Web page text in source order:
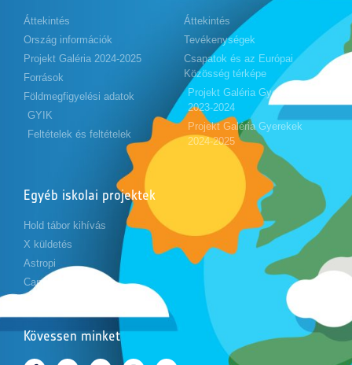
Áttekintés
Ország információk
Projekt Galéria 2024-2025
Források
Földmegfigyelési adatok
GYIK
Feltételek és feltételek
Áttekintés
Tevékenységek
Csapatok és az Európai
Közösség térképe
Projekt Galéria Gyerekek
2023-2024
Projekt Galéria Gyerekek
2024-2025
Egyéb iskolai projektek
Hold tábor kihívás
X küldetés
Astropi
Cansat
Kövessen minket